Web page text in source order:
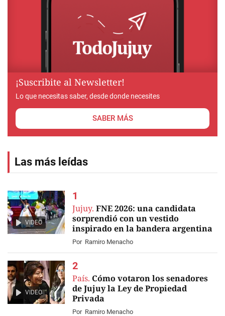
¡Suscribite al Newsletter!
Lo que necesitas saber, desde donde necesites
SABER MÁS
Las más leídas
VIDEO
Jujuy. FNE 2026: una candidata
sorprendió con un vestido
inspirado en la bandera argentina
Por Ramiro Menacho
VIDEO
País. Cómo votaron los senadores
de Jujuy la Ley de Propiedad
Privada
Por Ramiro Menacho